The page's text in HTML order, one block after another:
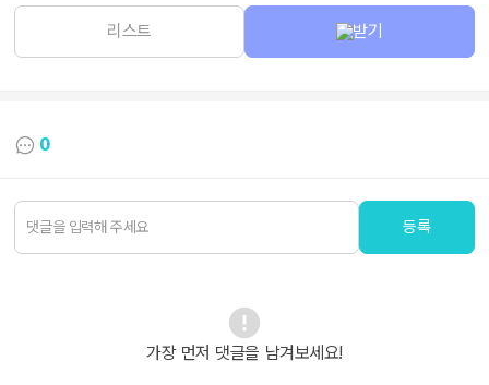
리스트 받기
0
등록
가장 먼저 댓글을 남겨보세요!